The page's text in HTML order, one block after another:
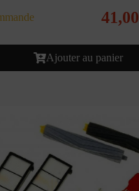
41,00
Ajouter au panier